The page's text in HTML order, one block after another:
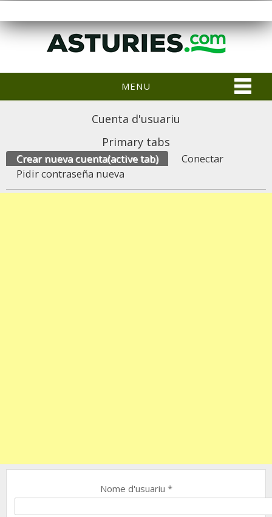
MENU
Cuenta d'usuariu
Primary tabs
Crear nueva cuenta(active tab)
Conectar
Pidir contraseña nueva
Nome d'usuariu *